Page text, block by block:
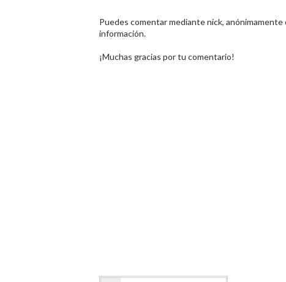
Puedes comentar mediante nick,
información.
¡Muchas gracias por tu comentario!